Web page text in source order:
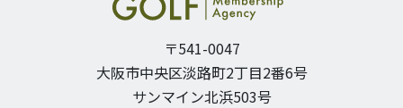
〒541-0047
大阪市中央区淡路町2丁目2番6号
サンマイン北浜503号